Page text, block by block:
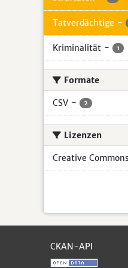
Tatverdächtige -
Kriminalität - 1
Formate
CSV - 2
Lizenzen
Creative
CKAN-API